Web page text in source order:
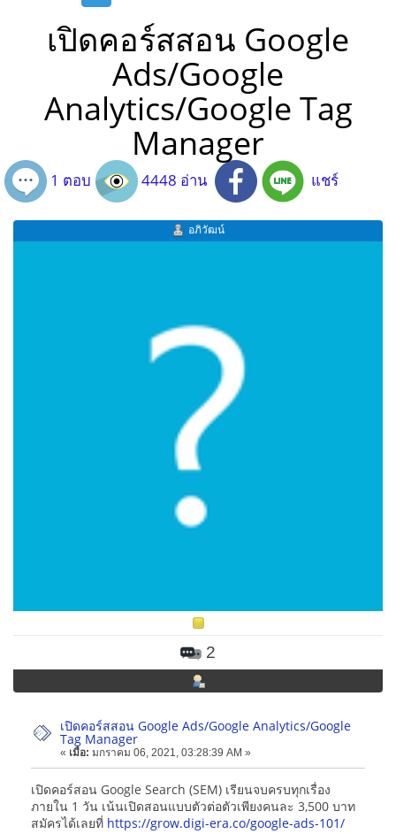
เปิดคอร์สสอน Google
Ads/Google
Analytics/Google Tag
Manager
1 ตอบ 4448 อ่าน แชร์
อภิวัฒน์
2
เปิดคอร์สสอน Google Ads/Google Analytics/Google
Tag Manager
« เมื่อ: มกราคม 06, 2021, 03:28:39 AM »
เปิดคอร์สอน Google Search (SEM) เรียนจบครบทุกเรื่อง
ภายใน 1 วัน เน้นเปิดสอนแบบตัวต่อตัวเพียงคนละ 3,500 บาท
สมัครได้เลยที่ https://grow.digi-era.co/google-ads-101/